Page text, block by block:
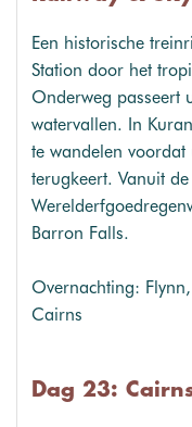
Een historische
Station door het
Onderweg passeert
watervallen. In
te wandelen
terugkeert. Vanuit
Barron Falls.
Overnachting:
Cairns
Dag 23: